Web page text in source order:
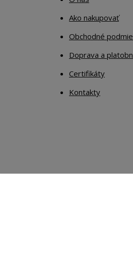
Ako nakupovať
Obchodné
Doprava a
Certifikáty
Kontakty